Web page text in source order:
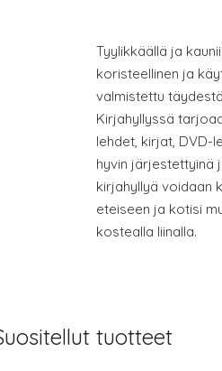
Tyylikkäällä ja
koristeellinen ja
valmistettu
Kirjahyllyssä
lehdet, kirjat, DVD-
hyvin järjestettyinä
kirjahyllyä voidaan
eteiseen ja kotisi
kostealla liinalla.
tuotteet